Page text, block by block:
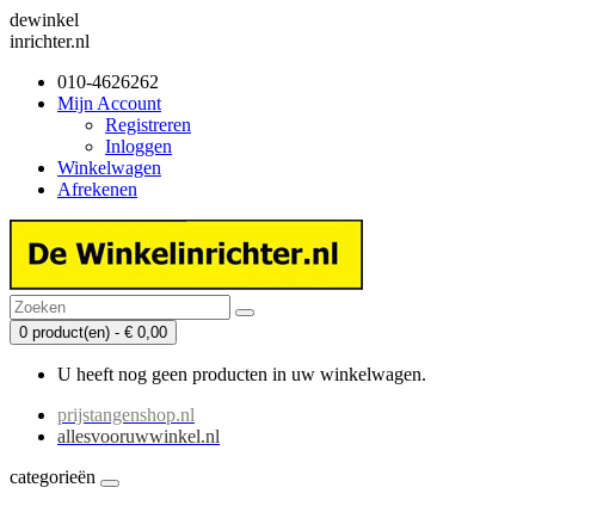
dewinkel
inrichter.nl
010-4626262
Mijn Account
Registreren
Inloggen
Winkelwagen
Afrekenen
0 product(en) - € 0,00
U heeft nog geen producten in uw winkelwagen.
prijstangenshop.nl
allesvooruwwinkel.nl
categorieën